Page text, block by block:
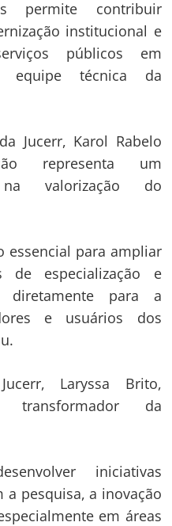
permite contribuir
institucional e
públicos em
equipe técnica da
Jucerr, Karol Rabelo
representa um
valorização do
essencial para ampliar
de especialização e
diretamente para a
e usuários dos
Laryssa Brito,
da
iniciativas
pesquisa, a inovação
em áreas